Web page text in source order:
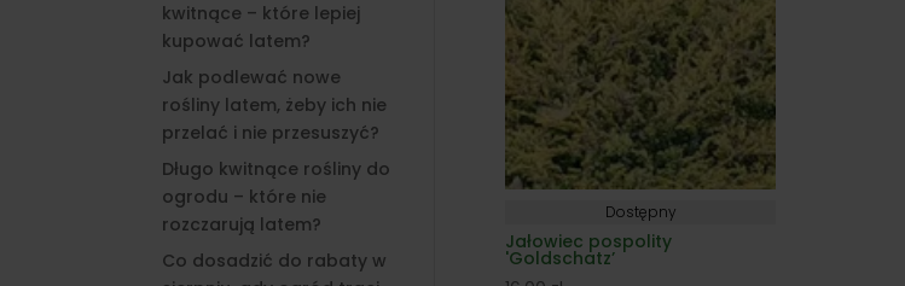
Dostępny
Jałowiec pospolity
'Goldschatz’
kwitnące – które lepiej
kupować latem?
Jak podlewać nowe
rośliny latem, żeby ich nie
przelać i nie przesuszyć?
Długo kwitnące rośliny do
ogrodu – które nie
rozczarują latem?
Co dosadzić do rabaty w